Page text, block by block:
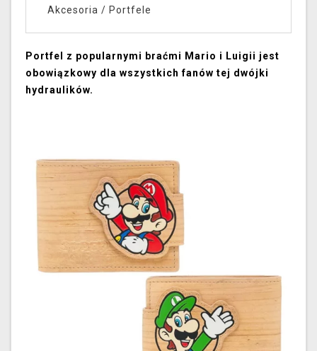
Akcesoria / Portfele
Portfel z popularnymi braćmi Mario i Luigii jest
obowiązkowy dla wszystkich fanów tej dwójki
hydraulików.